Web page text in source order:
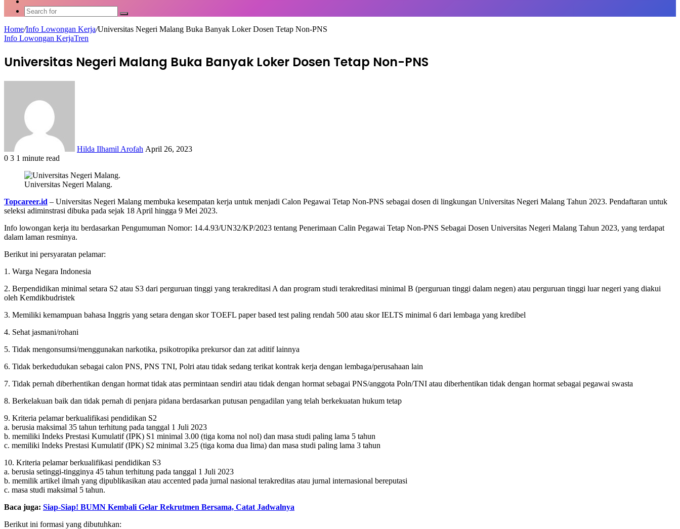
skin
Search
for
Home/Info Lowongan Kerja/Universitas Negeri Malang Buka Banyak Loker Dosen Tetap Non-PNS
Info Lowongan KerjaTren
Universitas Negeri Malang Buka Banyak Loker Dosen Tetap Non-PNS
Hilda Ilhamil Arofah April 26, 2023
0 3 1 minute read
Universitas Negeri Malang.
Topcareer.id – Universitas Negeri Malang membuka kesempatan kerja untuk menjadi Calon Pegawai Tetap Non-PNS sebagai dosen di lingkungan Universitas Negeri Malang Tahun 2023. Pendaftaran untuk
seleksi adiminstrasi dibuka pada sejak 18 April hingga 9 Mei 2023.
Info lowongan kerja itu berdasarkan Pengumuman Nomor: 14.4.93/UN32/KP/2023 tentang Penerimaan Calin Pegawai Tetap Non-PNS Sebagai Dosen Universitas Negeri Malang Tahun 2023, yang terdapat
dalam laman resminya.
Berikut ini persyaratan pelamar:
1. Warga Negara Indonesia
2. Berpendidikan minimal setara S2 atau S3 dari perguruan tinggi yang terakreditasi A dan program studi terakreditasi minimal B (perguruan tinggi dalam negen) atau perguruan tinggi luar negeri yang diakui
oleh Kemdikbudristek
3. Memiliki kemampuan bahasa Inggris yang setara dengan skor TOEFL paper based test paling rendah 500 atau skor IELTS minimal 6 dari lembaga yang kredibel
4. Sehat jasmani/rohani
5. Tidak mengonsumsi/menggunakan narkotika, psikotropika prekursor dan zat aditif lainnya
6. Tidak berkedudukan sebagai calon PNS, PNS TNI, Polri atau tidak sedang terikat kontrak kerja dengan lembaga/perusahaan lain
7. Tidak pernah diberhentikan dengan hormat tidak atas permintaan sendiri atau tidak dengan hormat sebagai PNS/anggota Poln/TNI atau diberhentikan tidak dengan hormat sebagai pegawai swasta
8. Berkelakuan baik dan tidak pernah di penjara pidana berdasarkan putusan pengadilan yang telah berkekuatan hukum tetap
9. Kriteria pelamar berkualifikasi pendidikan S2
a. berusia maksimal 35 tahun terhitung pada tanggal 1 Juli 2023
b. memiliki Indeks Prestasi Kumulatif (IPK) S1 minimal 3.00 (tiga koma nol nol) dan masa studi paling lama 5 tahun
c. memiliki Indeks Prestasi Kumulatif (IPK) S2 minimal 3.25 (tiga koma dua Iima) dan masa studi paling lama 3 tahun
10. Kriteria pelamar berkualifikasi pendidikan S3
a. berusia setinggi-tingginya 45 tahun terhitung pada tanggal 1 Juli 2023
b. memilik artikel ilmah yang dipublikasikan atau accented pada jurnal nasional terakreditas atau jurnal internasional bereputasi
c. masa studi maksimal 5 tahun.
Baca juga: Siap-Siap! BUMN Kembali Gelar Rekrutmen Bersama, Catat Jadwalnya
Berikut ini formasi yang dibutuhkan: